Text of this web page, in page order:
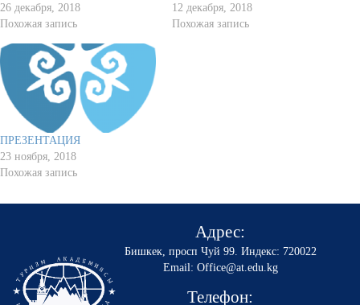
26 декабря, 2018
Похожая запись
12 декабря, 2018
Похожая запись
ПРЕЗЕНТАЦИЯ
23 ноября, 2018
Похожая запись
Адрес:
Бишкек, просп Чуй 99. Индекс: 720022
Email: Office@at.edu.kg
Телефон: